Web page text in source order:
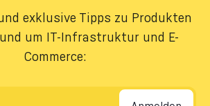
exklusive Tipps zu Produkten
um IT-Infrastruktur und E-
Commerce: